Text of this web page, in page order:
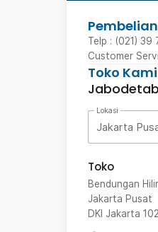
Telp : (021) 39
Customer
Toko Kami
Lokasi
Jakarta
Toko
Bendungan
Jakarta Pusat
DKI Jakarta